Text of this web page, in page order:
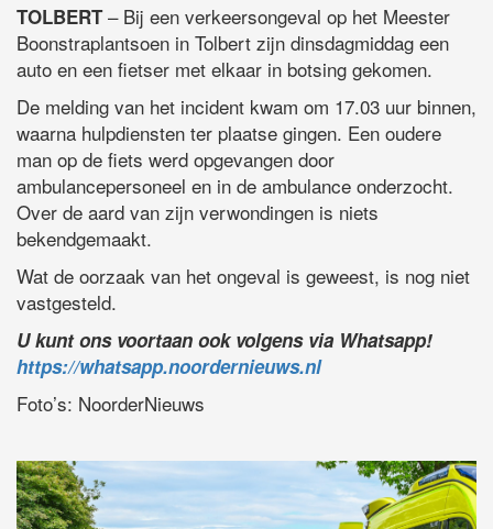
TOLBERT– Bij een verkeersongeval op het Meester
Boonstraplantsoen in Tolbert zijn dinsdagmiddag een
auto en een fietser met elkaar in botsing gekomen.
De melding van het incident kwam om 17.03 uur binnen,
waarna hulpdiensten ter plaatse gingen. Een oudere
man op de fiets werd opgevangen door
ambulancepersoneel en in de ambulance onderzocht.
Over de aard van zijn verwondingen is niets
bekendgemaakt.
Wat de oorzaak van het ongeval is geweest, is nog niet
vastgesteld.
U kunt ons voortaan ook volgens via Whatsapp!
https://whatsapp.noordernieuws.nl
Foto’s: NoorderNieuws